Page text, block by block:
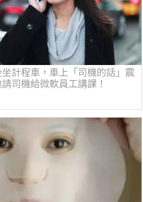
計程車，車上「司機的話」震
司機給微軟員工講課！